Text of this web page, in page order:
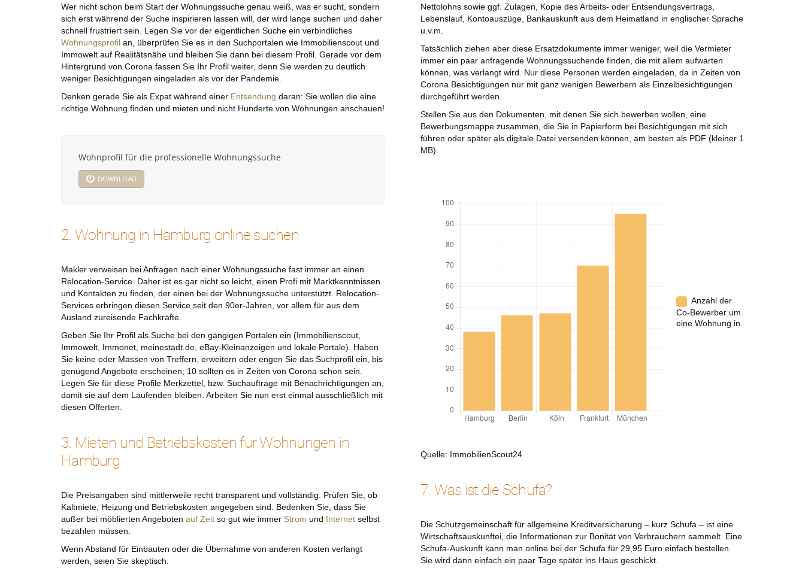
Wer nicht schon beim Start der Wohnungssuche genau weiß, was er sucht, sondern
sich erst während der Suche inspirieren lassen will, der wird lange suchen und daher
schnell frustriert sein. Legen Sie vor der eigentlichen Suche ein verbindliches
Wohnungsprofil an, überprüfen Sie es in den Suchportalen wie Immobilienscout und
Immowelt auf Realitätsnähe und bleiben Sie dann bei diesem Profil. Gerade vor dem
Hintergrund von Corona fassen Sie Ihr Profil weiter, denn Sie werden zu deutlich
weniger Besichtigungen eingeladen als vor der Pandemie.
Denken gerade Sie als Expat während einer Entsendung daran: Sie wollen die eine
richtige Wohnung finden und mieten und nicht Hunderte von Wohnungen anschauen!
Wohnprofil für die professionelle Wohnungssuche
DOWNLOAD
2. Wohnung in Hamburg online suchen
Makler verweisen bei Anfragen nach einer Wohnungssuche fast immer an einen
Relocation-Service. Daher ist es gar nicht so leicht, einen Profi mit Marktkenntnissen
und Kontakten zu finden, der einen bei der Wohnungssuche unterstützt. Relocation-
Services erbringen diesen Service seit den 90er-Jahren, vor allem für aus dem
Ausland zureisende Fachkräfte.
Geben Sie Ihr Profil als Suche bei den gängigen Portalen ein (Immobilienscout,
Immowelt, Immonet, meinestadt.de, eBay-Kleinanzeigen und lokale Portale). Haben
Sie keine oder Massen von Treffern, erweitern oder engen Sie das Suchprofil ein, bis
genügend Angebote erscheinen; 10 sollten es in Zeiten von Corona schon sein.
Legen Sie für diese Profile Merkzettel, bzw. Suchaufträge mit Benachrichtigungen an,
damit sie auf dem Laufenden bleiben. Arbeiten Sie nun erst einmal ausschließlich mit
diesen Offerten.
3. Mieten und Betriebskosten für Wohnungen in
Hamburg
Die Preisangaben sind mittlerweile recht transparent und vollständig. Prüfen Sie, ob
Kaltmiete, Heizung und Betriebskosten angegeben sind. Bedenken Sie, dass Sie
außer bei möblierten Angeboten auf Zeit so gut wie immer Strom und Internet selbst
bezahlen müssen.
Wenn Abstand für Einbauten oder die Übernahme von anderen Kosten verlangt
werden, seien Sie skeptisch.
Nettolohns sowie ggf. Zulagen, Kopie des Arbeits- oder Entsendungsvertrags,
Lebenslauf, Kontoauszüge, Bankauskunft aus dem Heimatland in englischer Sprache
u.v.m.
Tatsächlich ziehen aber diese Ersatzdokumente immer weniger, weil die Vermieter
immer ein paar anfragende Wohnungssuchende finden, die mit allem aufwarten
können, was verlangt wird. Nur diese Personen werden eingeladen, da in Zeiten von
Corona Besichtigungen nur mit ganz wenigen Bewerbern als Einzelbesichtigungen
durchgeführt werden.
Stellen Sie aus den Dokumenten, mit denen Sie sich bewerben wollen, eine
Bewerbungsmappe zusammen, die Sie in Papierform bei Besichtigungen mit sich
führen oder später als digitale Datei versenden können, am besten als PDF (kleiner 1
MB).
Anzahl der
Co-Bewerber um
eine Wohnung in
Quelle: ImmobilienScout24
7. Was ist die Schufa?
Die Schutzgemeinschaft für allgemeine Kreditversicherung – kurz Schufa – ist eine
Wirtschaftsauskunftei, die Informationen zur Bonität von Verbrauchern sammelt. Eine
Schufa-Auskunft kann man online bei der Schufa für 29,95 Euro einfach bestellen.
Sie wird dann einfach ein paar Tage später ins Haus geschickt.